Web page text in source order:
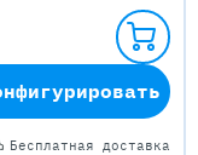
Бесплатная доставка